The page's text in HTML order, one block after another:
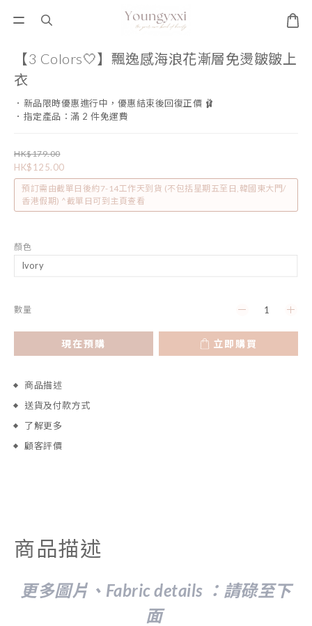
【3 Colors🤍】飄逸感海浪花漸層免燙皺皺上
衣
．新品限時優惠進行中，優惠結束後回復正價 🩰
．指定產品：滿 2 件免運費
HK$179.00
HK$125.00
預訂需由截單日後約7-14工作天到貨 (不包括星期五至日,韓國東大門/
香港假期) ^截單日可到主頁查看
顏色
數量
現在預購 立即購買
商品描述
送貨及付款方式
了解更多
顧客評價
商品描述
更多圖片、Fabric details ：請碌至下
面